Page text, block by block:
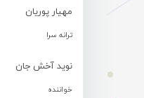
مهیار پوریان
ترانه سرا
نوید آخش جان
خواننده